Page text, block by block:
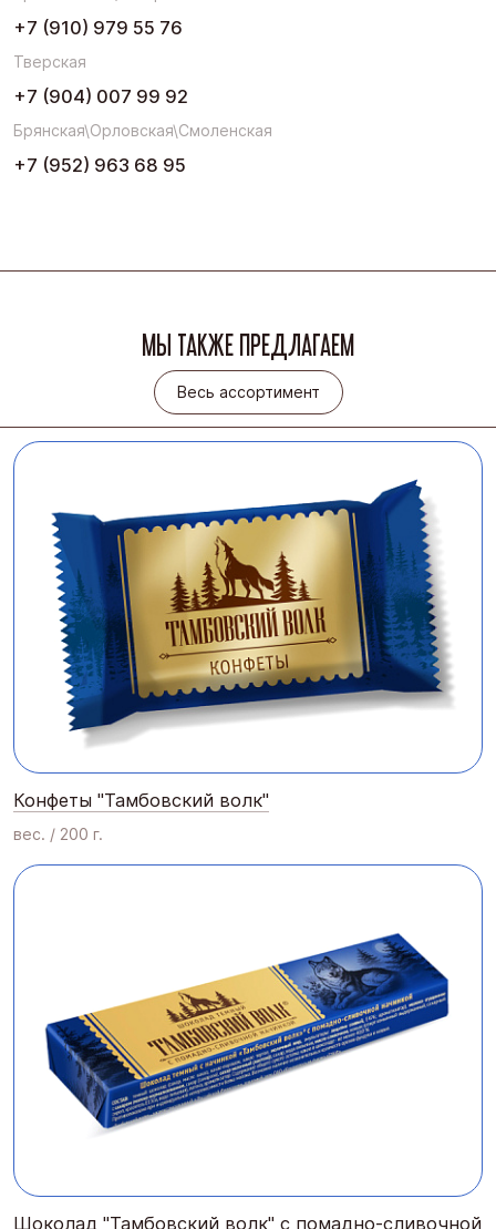
+7 (910) 979 55 76
Тверская
+7 (904) 007 99 92
Брянская\Орловская\Смоленская
+7 (952) 963 68 95
МЫ ТАКЖЕ ПРЕДЛАГАЕМ
Весь ассортимент
Весь ассортимент
Конфеты "Тамбовский волк"
вес. / 200 г.
Шоколад "Тамбовский волк" с помадно-сливочной